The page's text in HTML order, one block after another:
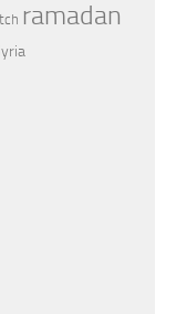
ramadan